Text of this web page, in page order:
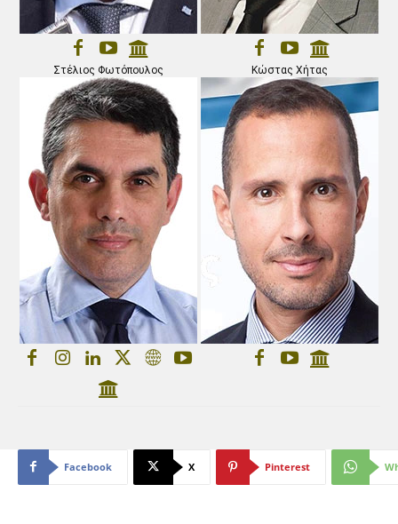
Στέλιος Φωτόπουλος Κώστας Χήτας
Facebook X Pinterest